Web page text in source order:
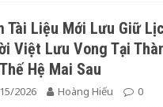
Tài Liệu Mới Lưu Giữ
Việt Lưu Vong Tại
Hệ Mai Sau
2026 Hoàng Hiếu 0